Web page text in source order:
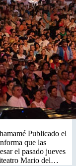
Publicado el
que las
el pasado jueves
Mario del…